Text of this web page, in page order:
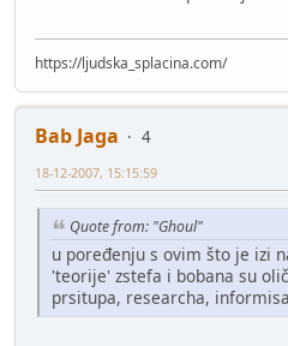
https://ljudska_splacina.com/
Bab Jaga
4
18-12-2007, 15:15:59
Quote from: "Ghoul"
u poređenju s ovim što je izi
'teorije' zstefa i bobana su
prsitupa, researcha,